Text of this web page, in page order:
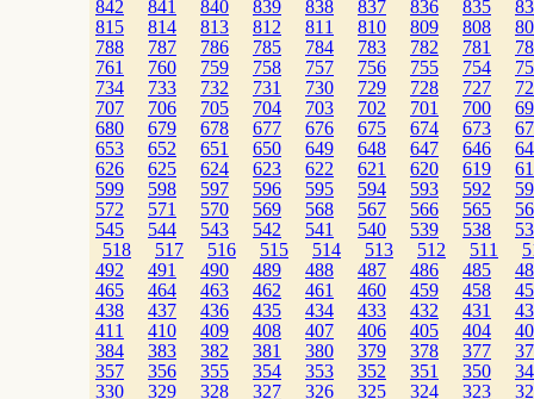
842
841 840 839 838 837 836 835
815
814 813 812 811 810 809 808
788
787 786 785 784 783 782 781
761
760 759 758 757 756 755 754
734
733 732 731 730 729 728 727
707
706 705 704 703 702 701 700
680
679 678 677 676 675 674 673
653
652 651 650 649 648 647 646
626
625 624 623 622 621 620 619
599
598 597 596 595 594 593 592
572
571 570 569 568 567 566 565
545
544 543 542 541 540 539 538
518
517 516 515 514 513 512 511
492
491 490 489 488 487 486 485
465
464 463 462 461 460 459 458
438
437 436 435 434 433 432 431
411
410 409 408 407 406 405 404
384
383 382 381 380 379 378 377
357
356 355 354 353 352 351 350
330
329 328 327 326 325 324 323